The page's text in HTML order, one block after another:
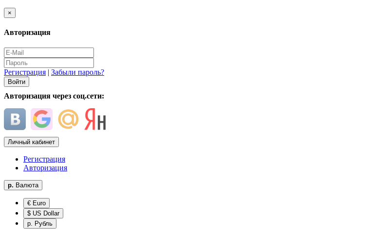
×
Авторизация
Регистрация | Забыли пароль?
Авторизация через соц.сети:
Личный кабинет
Регистрация
Авторизация
р. Валюта
€ Euro
$ US Dollar
р. Рубль